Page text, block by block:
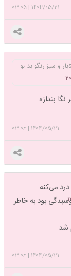
1404/05/21
|
03:05
بندازه
1404/05/21
|
03:06
می‌کنه
بود به خاطر
شد
1404/05/21
|
03:06